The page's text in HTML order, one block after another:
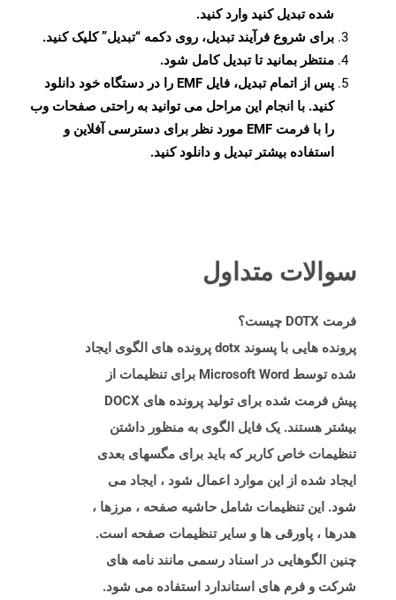
شده تبدیل کنید وارد کنید.
برای شروع فرآیند تبدیل، روی دکمه “تبدیل” کلیک کنید.
منتظر بمانید تا تبدیل کامل شود.
پس از اتمام تبدیل، فایل EMF را در دستگاه خود دانلود
کنید. با انجام این مراحل می توانید به راحتی صفحات وب
را با فرمت EMF مورد نظر برای دسترسی آفلاین و
استفاده بیشتر تبدیل و دانلود کنید.
سوالات متداول
فرمت DOTX چیست؟
پرونده هایی با پسوند dotx پرونده های الگوی ایجاد
شده توسط Microsoft Word برای تنظیمات از
پیش فرمت شده برای تولید پرونده های DOCX
بیشتر هستند. یک فایل الگوی به منظور داشتن
تنظیمات خاص کاربر که باید برای مگسهای بعدی
ایجاد شده از این موارد اعمال شود ، ایجاد می
شود. این تنظیمات شامل حاشیه صفحه ، مرزها ،
هدرها ، پاورقی ها و سایر تنظیمات صفحه است.
چنین الگوهایی در اسناد رسمی مانند نامه های
شرکت و فرم های استاندارد استفاده می شود.